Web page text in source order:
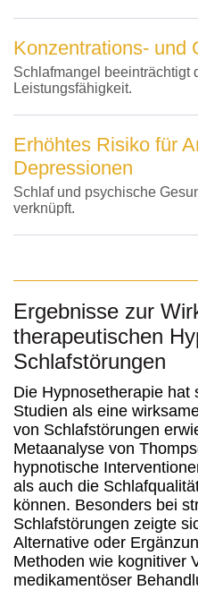
Konzentrations- und
Schlafmangel beeinträchtigt
Leistungsfähigkeit.
Erhöhtes Risiko für
Depressionen
Schlaf und psychische
verknüpft.
Ergebnisse zur
therapeutischen
Schlafstörungen
Die Hypnosetherapie hat
Studien als eine
von Schlafstörungen
Metaanalyse von
hypnotische
als auch die
können. Besonders bei
Schlafstörungen zeigte
Alternative oder
Methoden wie kognitiver
medikamentöser